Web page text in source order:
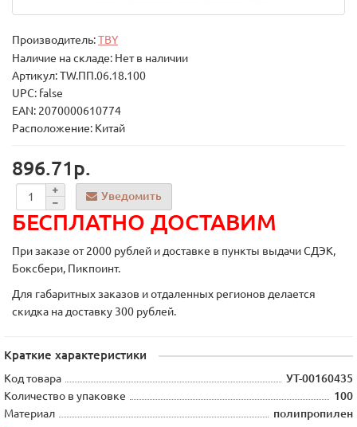
Производитель:TBY
Наличие на складе: Нет в наличии
Артикул: TW.ПП.06.18.100
UPC: false
EAN: 2070000610774
Расположение: Китай
896.71р.
Уведомить
БЕСПЛАТНО ДОСТАВИМ
При заказе от 2000 рублей и доставке в пункты выдачи СДЭК,
Боксбери, Пикпоинт.
Для габаритных заказов и отдаленных регионов делается
скидка на доставку 300 рублей.
Краткие характеристики
Код товара
УТ-00160435
Количество в упаковке
100
Материал
полипропилен